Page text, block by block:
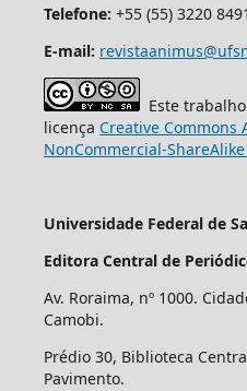
Telefone: +55 (55) 3220 8491
E-mail:
Este trabalho
licença Creative Commons
NonCommercial-
Universidade Federal de
Editora Central de
Av. Roraima, nº 1000.
Camobi.
Prédio 30, Biblioteca
Pavimento.